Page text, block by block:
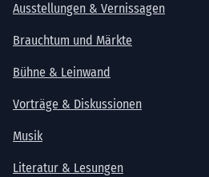
Ausstellungen & Vernissagen
Brauchtum und Märkte
Bühne & Leinwand
Vorträge & Diskussionen
Musik
Literatur & Lesungen